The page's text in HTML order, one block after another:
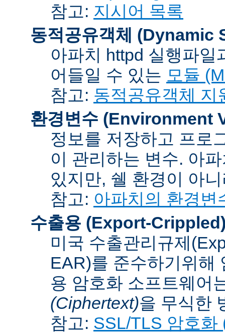
참고: 지시어 목록
동적공유객체 (Dynamic
아파치 httpd 실행파일
어들일 수 있는 모듈
참고: 동적공유객체 지
환경변수 (Environment
정보를 저장하고 프로
이 관리하는 변수. 아
있지만, 쉘 환경이 아
참고: 아파치의 환경변
수출용 (Export-
미국 수출관리규제
EAR)를 준수하기위해
용 암호화 소프트웨어
(Ciphertext)을 무식한
참고: SSL/TLS 암호화